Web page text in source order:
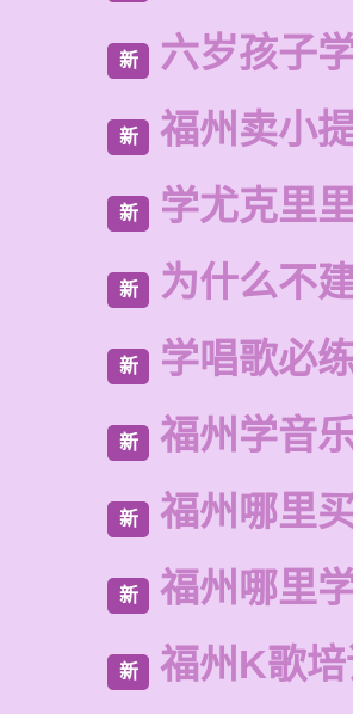
新 六岁孩子
新 福州卖小
新 学尤克里
新 为什么不
新 学唱歌必
新 福州学音
新 福州哪里
新 福州哪里
新 福州K歌